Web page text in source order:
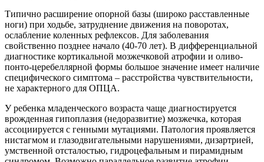
Типично расширение опорной базы (широко расставленные
ноги) при ходьбе, затруднение движения на поворотах,
ослабление коленных рефлексов. Для заболевания
свойственно позднее начало (40-70 лет). В дифференциальной
диагностике кортикальной мозжечковой атрофии и оливо-
понто-церебеллярной формы большое значение имеет наличие
специфического симптома – расстройства чувствительности,
не характерного для ОПЦА.
У ребенка младенческого возраста чаще диагностируется
врожденная гипоплазия (недоразвитие) мозжечка, которая
ассоциируется с генными мутациями. Патология проявляется
нистагмом и глазодвигательными нарушениями, дизартрией,
умственной отсталостью, гидроцефальным и пирамидным